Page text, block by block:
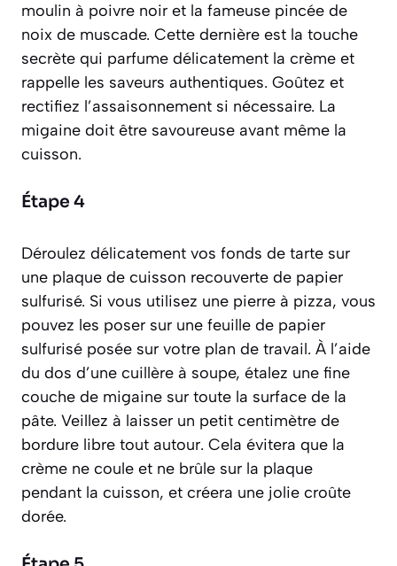
moulin à poivre noir et la fameuse pincée de
noix de muscade. Cette dernière est la touche
secrète qui parfume délicatement la crème et
rappelle les saveurs authentiques. Goûtez et
rectifiez l’assaisonnement si nécessaire. La
migaine doit être savoureuse avant même la
cuisson.
Étape 4
Déroulez délicatement vos fonds de tarte sur
une plaque de cuisson recouverte de papier
sulfurisé. Si vous utilisez une pierre à pizza, vous
pouvez les poser sur une feuille de papier
sulfurisé posée sur votre plan de travail. À l’aide
du dos d’une cuillère à soupe, étalez une fine
couche de migaine sur toute la surface de la
pâte. Veillez à laisser un petit centimètre de
bordure libre tout autour. Cela évitera que la
crème ne coule et ne brûle sur la plaque
pendant la cuisson, et créera une jolie croûte
dorée.